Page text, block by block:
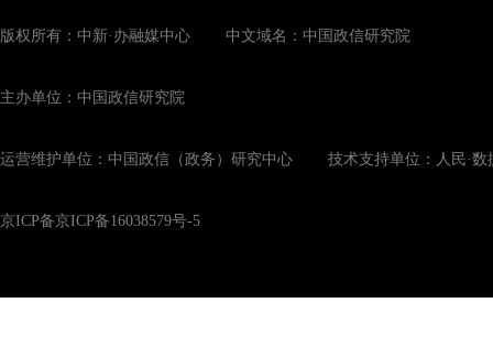
版权所有：中新·办融媒中心 中文域名：中国政信研究院
主办单位：中国政信研究院
运营维护单位：中国政信（政务）研究中心 技术支持单位：人民·数
京ICP备京ICP备16038579号-5